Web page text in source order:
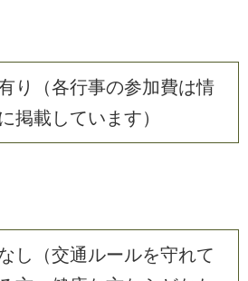
り（各行事の参加費は情
掲載しています）
し（交通ルールを守れて